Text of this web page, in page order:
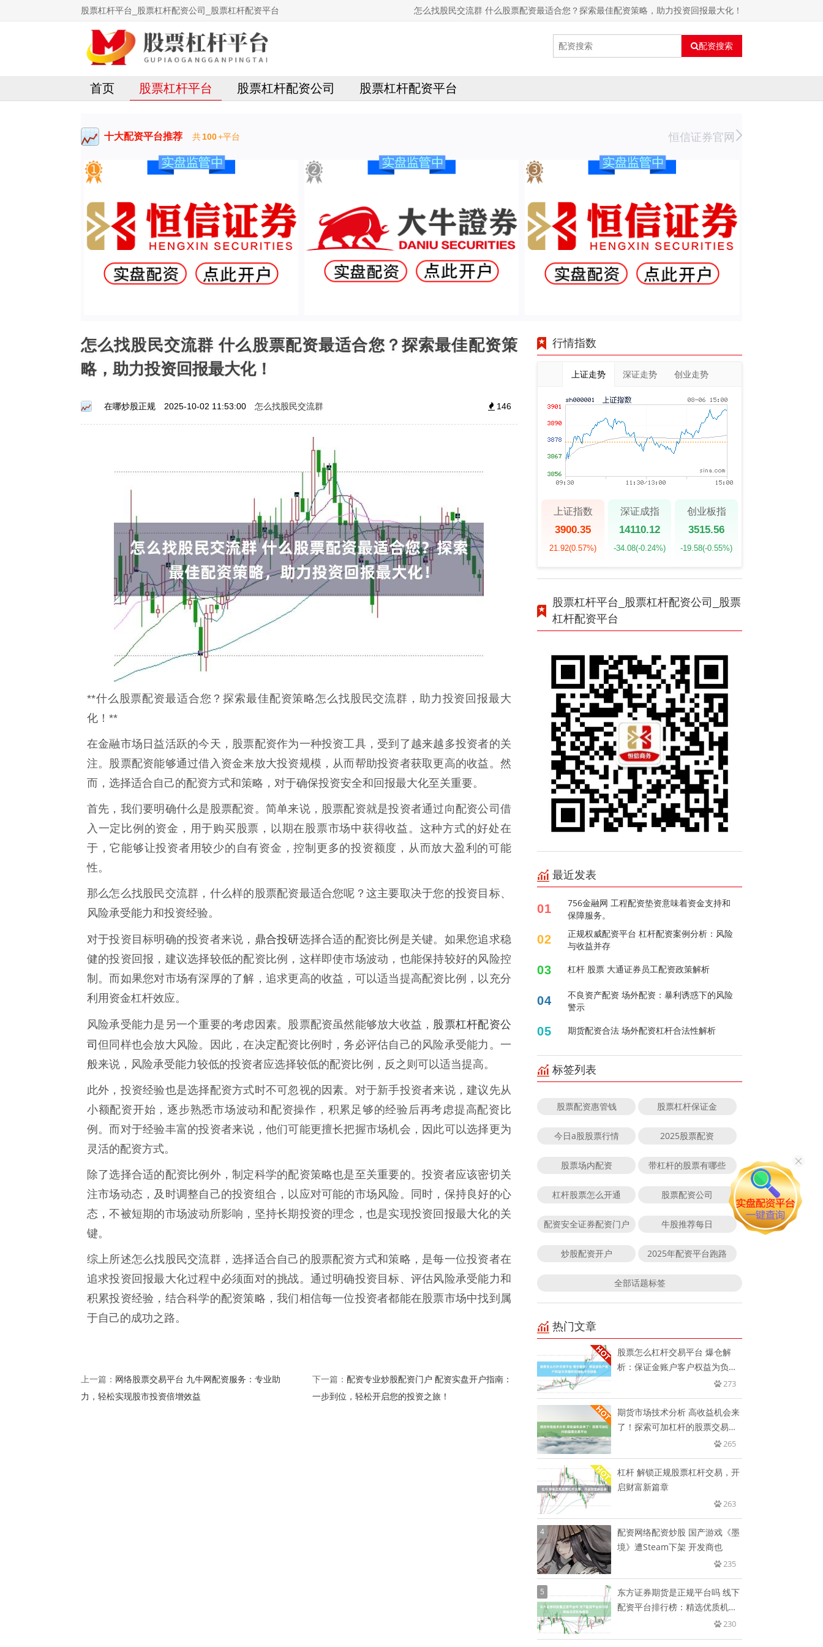
股票杠杆平台_股票杠杆配资公司_股票杠杆配资平台 怎么找股民交流群 什么股票配资最适合您？探索最佳配资策略，助力投资回报最大化！
配资搜索
首页 股票杠杆平台 股票杠杆配资公司 股票杠杆配资平台
十大配资平台推荐 共100+平台 恒信证券官网
怎么找股民交流群 什么股票配资最适合您？探索最佳配资策
略，助力投资回报最大化！
在哪炒股正规 2025-10-02 11:53:00 怎么找股民交流群 146
**什么股票配资最适合您？探索最佳配资策略怎么找股民交流群，助力投资回报最大
化！**
在金融市场日益活跃的今天，股票配资作为一种投资工具，受到了越来越多投资者的关
注。股票配资能够通过借入资金来放大投资规模，从而帮助投资者获取更高的收益。然
而，选择适合自己的配资方式和策略，对于确保投资安全和回报最大化至关重要。
首先，我们要明确什么是股票配资。简单来说，股票配资就是投资者通过向配资公司借
入一定比例的资金，用于购买股票，以期在股票市场中获得收益。这种方式的好处在
于，它能够让投资者用较少的自有资金，控制更多的投资额度，从而放大盈利的可能
性。
那么怎么找股民交流群，什么样的股票配资最适合您呢？这主要取决于您的投资目标、
风险承受能力和投资经验。
对于投资目标明确的投资者来说， 鼎合投研选择合适的配资比例是关键。如果您追求稳
健的投资回报，建议选择较低的配资比例，这样即使市场波动，也能保持较好的风险控
制。而如果您对市场有深厚的了解，追求更高的收益，可以适当提高配资比例，以充分
利用资金杠杆效应。
风险承受能力是另一个重要的考虑因素。股票配资虽然能够放大收益， 股票杠杆配资公
司但同样也会放大风险。因此，在决定配资比例时，务必评估自己的风险承受能力。一
般来说，风险承受能力较低的投资者应选择较低的配资比例，反之则可以适当提高。
此外，投资经验也是选择配资方式时不可忽视的因素。对于新手投资者来说，建议先从
小额配资开始，逐步熟悉市场波动和配资操作，积累足够的经验后再考虑提高配资比
例。而对于经验丰富的投资者来说，他们可能更擅长把握市场机会，因此可以选择更为
灵活的配资方式。
除了选择合适的配资比例外，制定科学的配资策略也是至关重要的。投资者应该密切关
注市场动态，及时调整自己的投资组合，以应对可能的市场风险。同时，保持良好的心
态，不被短期的市场波动所影响，坚持长期投资的理念，也是实现投资回报最大化的关
键。
综上所述怎么找股民交流群，选择适合自己的股票配资方式和策略，是每一位投资者在
追求投资回报最大化过程中必须面对的挑战。通过明确投资目标、评估风险承受能力和
积累投资经验，结合科学的配资策略，我们相信每一位投资者都能在股票市场中找到属
于自己的成功之路。
上一篇： 网络股票交易平台 九牛网配资服务：专业助
力，轻松实现股市投资倍增效益
下一篇： 配资专业炒股配资门户 配资实盘开户指南：
一步到位，轻松开启您的投资之旅！
行情指数
上证走势 深证走势 创业走势
上证指数
3900.35
21.92(0.57%)
深证成指
14110.12
-34.08(-0.24%)
创业板指
3515.56
-19.58(-0.55%)
股票杠杆平台_股票杠杆配资公司_股票
杠杆配资平台
最近发表
01
756金融网 工程配资垫资意味着资金支持和
保障服务。
02
正规权威配资平台 杠杆配资案例分析：风险
与收益并存
03 杠杆 股票 大通证券员工配资政策解析
04
不良资产配资 场外配资：暴利诱惑下的风险
警示
05 期货配资合法 场外配资杠杆合法性解析
标签列表
股票配资惠管钱 股票杠杆保证金
今日a股股票行情 2025股票配资
股票场内配资 带杠杆的股票有哪些
杠杆股票怎么开通 股票配资公司
配资安全证券配资门户 牛股推荐每日
炒股配资开户 2025年配资平台跑路
全部话题标签
热门文章
股票怎么杠杆交易平台 爆仓解
析：保证金账户客户权益为负值
273
期货市场技术分析 高收益机会来
了！探索可加杠杆的股票交易平
265
杠杆 解锁正规股票杠杆交易，开
启财富新篇章
263
4
配资网络配资炒股 国产游戏《墨
境》遭Steam下架 开发商也
235
5
东方证券期货是正规平台吗 线下
配资平台排行榜：精选优质机构
230